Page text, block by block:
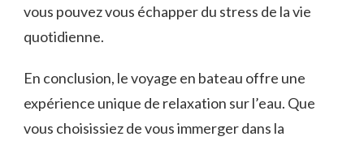
vous⁣ pouvez vous échapper du stress de la vie
quotidienne.
En conclusion, le voyage en bateau offre une
expérience unique de relaxation sur l’eau. Que
vous choisissiez de vous immerger dans ⁣la